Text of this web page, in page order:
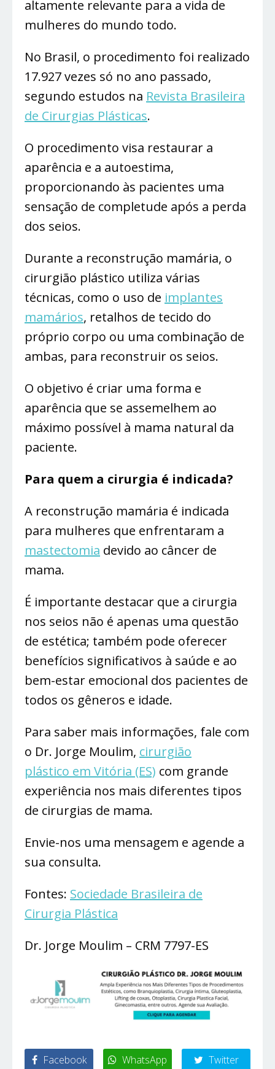
altamente relevante para a vida de
mulheres do mundo todo.
No Brasil, o procedimento foi realizado
17.927 vezes só no ano passado,
segundo estudos na Revista Brasileira
de Cirurgias Plásticas.
O procedimento visa restaurar a
aparência e a autoestima,
proporcionando às pacientes uma
sensação de completude após a perda
dos seios.
Durante a reconstrução mamária, o
cirurgião plástico utiliza várias
técnicas, como o uso de implantes
mamários, retalhos de tecido do
próprio corpo ou uma combinação de
ambas, para reconstruir os seios.
O objetivo é criar uma forma e
aparência que se assemelhem ao
máximo possível à mama natural da
paciente.
Para quem a cirurgia é indicada?
A reconstrução mamária é indicada
para mulheres que enfrentaram a
mastectomia devido ao câncer de
mama.
É importante destacar que a cirurgia
nos seios não é apenas uma questão
de estética; também pode oferecer
benefícios significativos à saúde e ao
bem-estar emocional dos pacientes de
todos os gêneros e idade.
Para saber mais informações, fale com
o Dr. Jorge Moulim, cirurgião
plástico em Vitória (ES) com grande
experiência nos mais diferentes tipos
de cirurgias de mama.
Envie-nos uma mensagem e agende a
sua consulta.
Fontes: Sociedade Brasileira de
Cirurgia Plástica
Dr. Jorge Moulim – CRM 7797-ES
Facebook WhatsApp Twitter